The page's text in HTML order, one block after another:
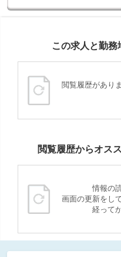
この求人と勤務
閲覧履歴があり
閲覧履歴からオス
情報の
画面の更新をし
経って